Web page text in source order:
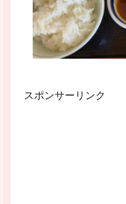
スポンサーリンク